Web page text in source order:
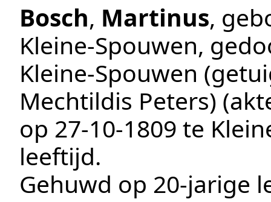
Bosch, Martinus,
Kleine-Spouwen,
Kleine-Spouwen
Mechtildis Peters)
op 27‑10‑1809 te
leeftijd.
Gehuwd op 20-jarige